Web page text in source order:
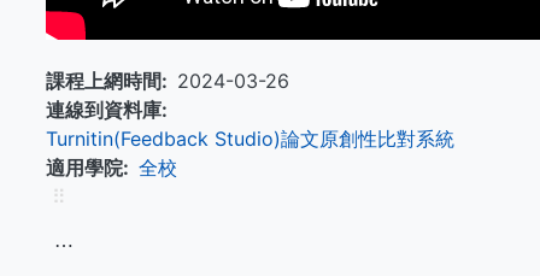
課程上網時間
2024-03-26
連線到資料庫
Turnitin(Feedback Studio)論文原創性比對系統
適用學院
全校
⠿
⋯